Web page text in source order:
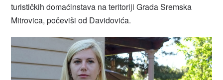
turističkih domaćinstava na teritoriji Grada Sremska
Mitrovica, počeviši od Davidovića.